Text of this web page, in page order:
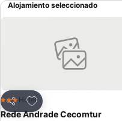
Alojamiento seleccionado
Compartir
Añadir a favoritos
3 Estrellas
Hotel
Rede Andrade Cecomtur